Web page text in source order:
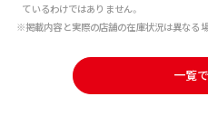
ているわけではありません。
※掲載内容と実際の店舗の在庫状況は異なる場
一覧